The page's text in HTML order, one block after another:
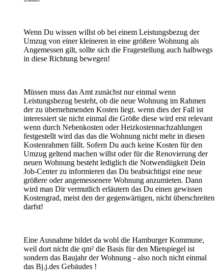
Wenn Du wissen willst ob bei einem Leistungsbezug der
Umzug von einer kleineren in eine größere Wohnung als
Angemessen gilt, sollte sich die Fragestellung auch halbwegs
in diese Richtung bewegen!
Müssen muss das Amt zunächst nur einmal wenn
Leistungsbezug besteht, ob die neue Wohnung im Rahmen
der zu übernehmenden Kosten liegt. wenn dies der Fall ist
interessiert sie nicht einmal die Größe diese wird erst relevant
wenn durch Nebenkosten oder Heizkostennachzahlungen
festgestellt wird das das die Wohnung nicht mehr in diesen
Kostenrahmen fällt. Sofern Du auch keine Kosten für den
Umzug geltend machen willst oder für die Renovierung der
neuen Wohnung besteht lediglich die Notwendiigkeit Dein
Job-Center zu informieren das Du beabsichtigst eine neue
größere oder angemessenere Wohnung anzumieten. Dann
wird man Dir vermutlich erläutern das Du einen gewissen
Kostengrad, meist den der gegenwärtigen, nicht überschreiten
darfst!
Eine Ausnahme bildet da wohl die Hamburger Kommune,
weil dort nicht die qm² die Basis für den Mietspiegel ist
sondern das Baujahr der Wohnung - also noch nicht einmal
das Bj.j.des Gebäudes !